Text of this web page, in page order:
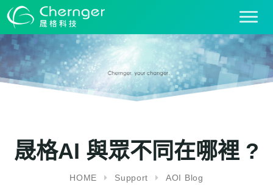
T
o
g
l
e
i
g
晟格AI 與眾不同在哪裡 ?
HOME Support
AOI Blog